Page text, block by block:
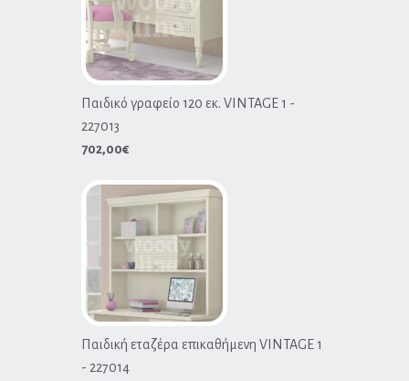
Παιδικό γραφείο 120 εκ. VINTAGE 1 -
227013
702,00€
Παιδική εταζέρα επικαθήμενη VINTAGE 1
- 227014